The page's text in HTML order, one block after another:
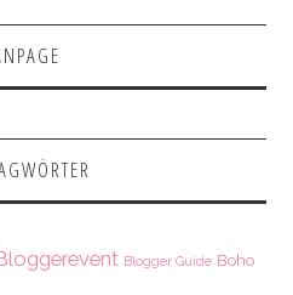
Blogger Guide Boho